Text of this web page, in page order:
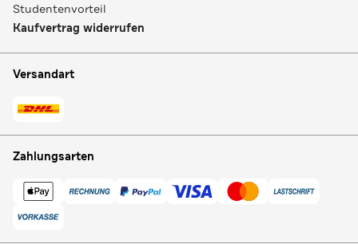
Studentenvorteil
Kaufvertrag widerrufen
Versandart
Zahlungsarten